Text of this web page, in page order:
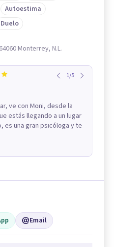
Autoestima
Duelo
Monterrey, N.L.
1/5
ve con Moni, desde la
estás llegando a un lugar
es una gran psicóloga y te
Email